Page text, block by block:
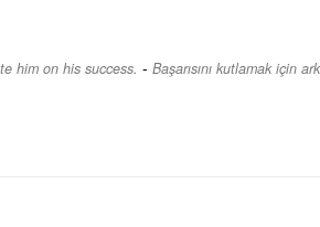
him on his success. - Başarısını kutlamak için